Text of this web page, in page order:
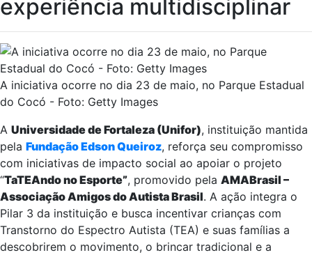
experiência multidisciplinar
A iniciativa ocorre no dia 23 de maio, no Parque Estadual
do Cocó - Foto: Getty Images
A Universidade de Fortaleza (Unifor), instituição mantida
pela Fundação Edson Queiroz, reforça seu compromisso
com iniciativas de impacto social ao apoiar o projeto
“TaTEAndo no Esporte”, promovido pela AMABrasil –
Associação Amigos do Autista Brasil. A ação integra o
Pilar 3 da instituição e busca incentivar crianças com
Transtorno do Espectro Autista (TEA) e suas famílias a
descobrirem o movimento, o brincar tradicional e a